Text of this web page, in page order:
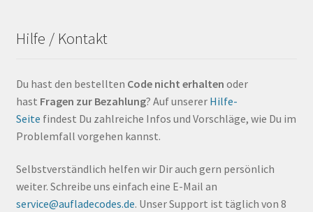
Hilfe / Kontakt
Du hast den bestellten Code nicht erhalten oder
hast Fragen zur Bezahlung? Auf unserer Hilfe-
Seite findest Du zahlreiche Infos und Vorschläge, wie Du im
Problemfall vorgehen kannst.
Selbstverständlich helfen wir Dir auch gern persönlich
weiter. Schreibe uns einfach eine E-Mail an
service@aufladecodes.de. Unser Support ist täglich von 8